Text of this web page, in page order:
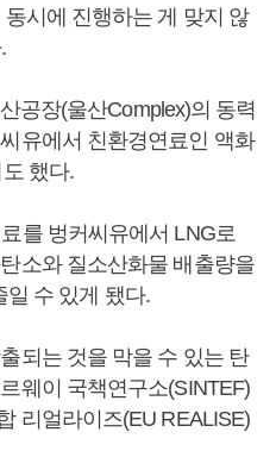
시에 진행하는 게 맞지 않
공장(울산Complex)의 동력
유에서 친환경연료인 액화
했다.
를 벙커씨유에서 LNG로
소와 질소산화물 배출량을
일 수 있게 됐다.
되는 것을 막을 수 있는 탄
웨이 국책연구소(SINTEF)
리얼라이즈(EU REALISE)